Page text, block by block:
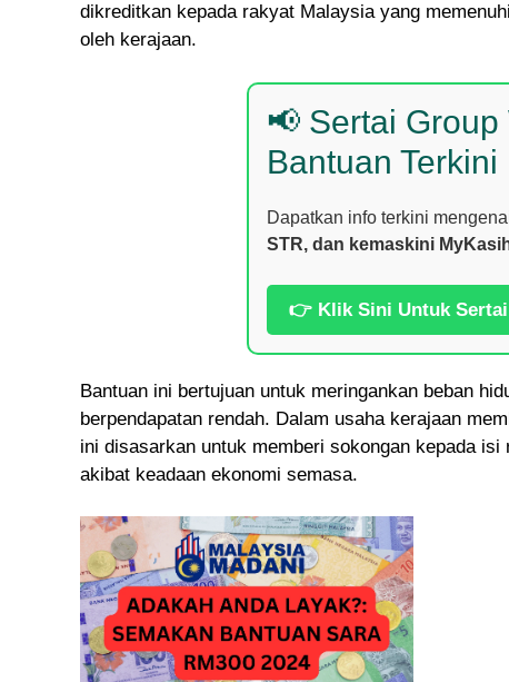
dikreditkan kepada rakyat Malaysia yang
oleh kerajaan.
📢 Sertai Group
Bantuan Terkini
Dapatkan info terkini
STR, dan kemaskini
👉 Klik Sini Untuk Sertai
Bantuan ini bertujuan untuk meringankan beban
berpendapatan rendah. Dalam usaha kerajaan
ini disasarkan untuk memberi sokongan kepada
akibat keadaan ekonomi semasa.